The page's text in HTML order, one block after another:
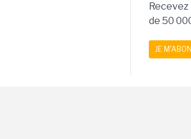
de 50
JE